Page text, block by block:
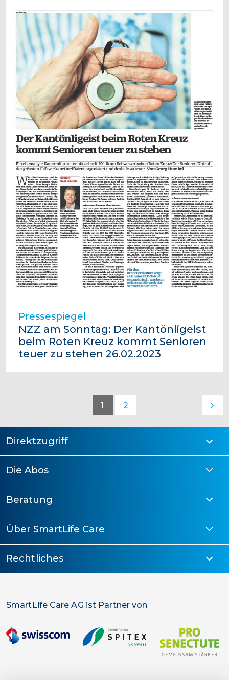
Pressespiegel
NZZ am Sonntag: Der Kantönligeist
beim Roten Kreuz kommt Senioren
teuer zu stehen 26.02.2023
1 2
Direktzugriff
Die Abos
Beratung
Über SmartLife Care
Rechtliches
SmartLife Care AG ist Partner von